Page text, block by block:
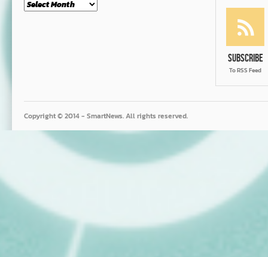
Subscribe
To RSS Feed
Copyright © 2014 - SmartNews. All rights reserved.